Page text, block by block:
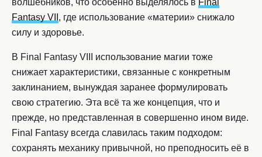
Fantasy VII , где использование «материи» снижало
силу и здоровье.
В Final Fantasy VIII использование магии тоже
снижает характеристики, связанные с конкретным
заклинанием, вынуждая заранее формулировать
свою стратегию. Эта всё та же концепция, что и
прежде, но представленная в совершенно ином виде.
Final Fantasy всегда славилась таким подходом:
сохранять механику привычной, но преподносить её в